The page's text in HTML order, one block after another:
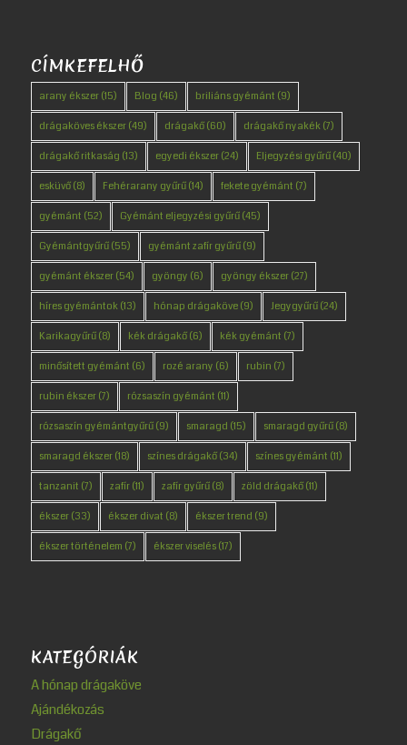
CÍMKEFELHŐ
arany ékszer(15) Blog (46) briliáns gyémánt (9)
drágaköves ékszer(49) drágakő(60) drágakő nyakék(7)
drágakő ritkaság (13) egyedi ékszer(24) Eljegyzési gyűrű(40)
esküvő(8) Fehérarany gyűrű(14) fekete gyémánt (7)
gyémánt (52) Gyémánt eljegyzési gyűrű(45)
Gyémántgyűrű(55) gyémánt zafír gyűrű(9)
gyémánt ékszer(54) gyöngy (6) gyöngy ékszer(27)
híres gyémántok(13) hónap drágaköve(9) Jegygyűrű(24)
Karikagyűrű(8) kék drágakő(6) kék gyémánt (7)
minősített gyémánt (6) rozé arany (6) rubin (7)
rubin ékszer(7) rózsaszín gyémánt (11)
rózsaszín gyémántgyűrű(9) smaragd (15) smaragd gyűrű(8)
smaragd ékszer(18) színes drágakő(34) színes gyémánt (11)
tanzanit (7) zafír(11) zafír gyűrű(8) zöld drágakő(11)
ékszer(33) ékszer divat (8) ékszer trend (9)
ékszer történelem (7) ékszer viselés(17)
KATEGÓRIÁK
A hónap drágaköve
Ajándékozás
Drágakő